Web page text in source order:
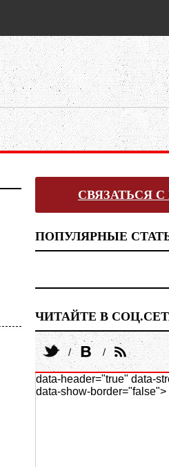
СВЯЗАТЬСЯ
ПОПУЛЯРНЫЕ
ЧИТАЙТЕ В
data-header="true" data-
data-show-border="false">